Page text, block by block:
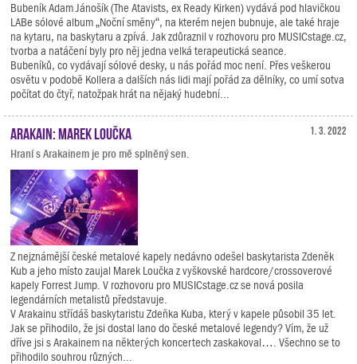
Bubeník Adam Jánošík (The Atavists, ex Ready Kirken) vydává pod hlavičkou
LABe sólové album „Noční směny“, na kterém nejen bubnuje, ale také hraje
na kytaru, na baskytaru a zpívá. Jak zdůraznil v rozhovoru pro MUSICstage.cz,
tvorba a natáčení byly pro něj jedna velká terapeutická seance.
Bubeníků, co vydávají sólové desky, u nás pořád moc není. Přes veškerou
osvětu v podobě Kollera a dalších nás lidi mají pořád za dělníky, co umí sotva
počítat do čtyř, natožpak hrát na nějaký hudební...
1. 3. 2022
Arakain: Marek Loučka
Hraní s Arakainem je pro mě splněný sen.
Z nejznámější české metalové kapely nedávno odešel baskytarista Zdeněk
Kub a jeho místo zaujal Marek Loučka z vyškovské hardcore/crossoverové
kapely Forrest Jump. V rozhovoru pro MUSICstage.cz se nová posila
legendárních metalistů představuje.
V Arakainu střídáš baskytaristu Zdeňka Kuba, který v kapele působil 35 let.
Jak se přihodilo, že jsi dostal lano do české metalové legendy? Vím, že už
dříve jsi s Arakainem na některých koncertech zaskakoval…. Všechno se to
přihodilo souhrou různých...